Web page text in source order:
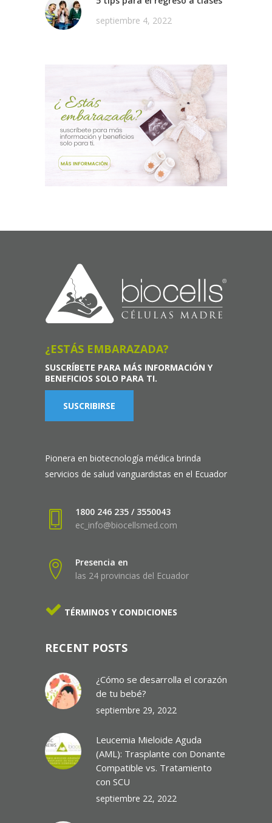
septiembre 4, 2022
¿ESTÁS EMBARAZADA?
SUSCRÍBETE PARA MÁS INFORMACIÓN Y
BENEFICIOS SOLO PARA TI.
SUSCRIBIRSE
Pionera en biotecnología médica brinda
servicios de salud vanguardistas en el Ecuador
1800 246 235 / 3550043
ec_info@biocellsmed.com
Presencia en
las 24 provincias del Ecuador
TÉRMINOS Y CONDICIONES
RECENT POSTS
¿Cómo se desarrolla el corazón
de tu bebé?
septiembre 29, 2022
Leucemia Mieloide Aguda
(AML): Trasplante con Donante
Compatible vs. Tratamiento
con SCU
septiembre 22, 2022